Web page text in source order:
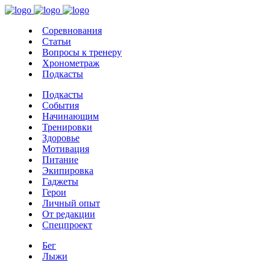
Соревнования
Статьи
Вопросы к тренеру
Хронометраж
Подкасты
Подкасты
События
Начинающим
Тренировки
Здоровье
Мотивация
Питание
Экипировка
Гаджеты
Герои
Личный опыт
От редакции
Спецпроект
Бег
Лыжи